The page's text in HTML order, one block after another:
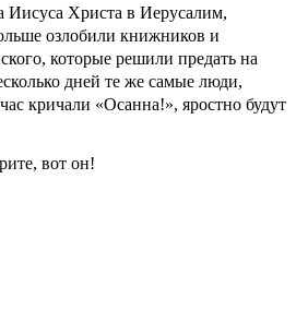
Иисуса Христа в Иерусалим,
озлобили книжников и
которые решили предать на
дней те же самые люди,
кричали «Осанна!», яростно будут
вот он!